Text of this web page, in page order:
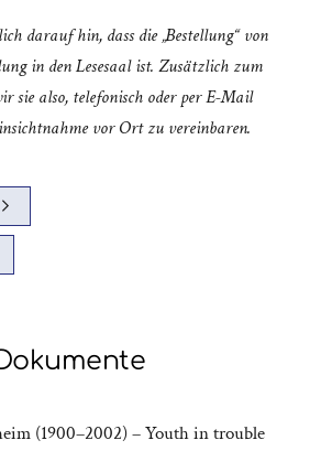
darauf hin, dass die „Bestellung“ von
in den Lesesaal ist. Zusätzlich zum
sie also, telefonisch oder per E-Mail
vor Ort zu vereinbaren.
(1900–2002) – Youth in trouble